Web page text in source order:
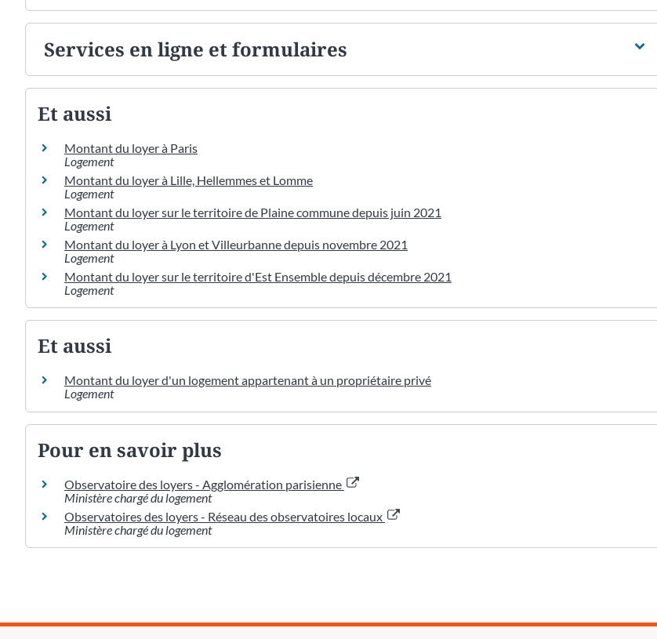
Services en ligne et formulaires
Et aussi
Montant du loyer à Paris
Logement
Montant du loyer à Lille, Hellemmes et Lomme
Logement
Montant du loyer sur le territoire de Plaine commune depuis juin 2021
Logement
Montant du loyer à Lyon et Villeurbanne depuis novembre 2021
Logement
Montant du loyer sur le territoire d'Est Ensemble depuis décembre 2021
Logement
Et aussi
Montant du loyer d'un logement appartenant à un propriétaire privé
Logement
Pour en savoir plus
Observatoire des loyers - Agglomération parisienne
Ministère chargé du logement
Observatoires des loyers - Réseau des observatoires locaux
Ministère chargé du logement